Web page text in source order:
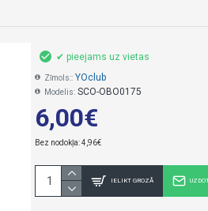
6,00€
Bez nodokļa: 4,96€
✔ pieejams uz vietas
Zīmols:: YOclub
Modelis: SCO-OBO0175
IELIKT GROZĀ